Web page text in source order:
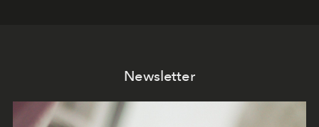
Newsletter